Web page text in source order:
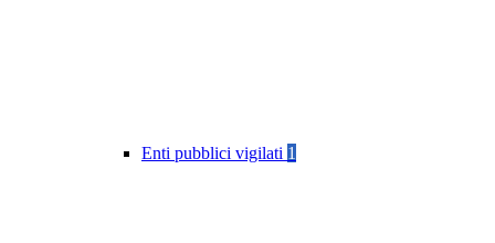
Enti pubblici vigilati 1